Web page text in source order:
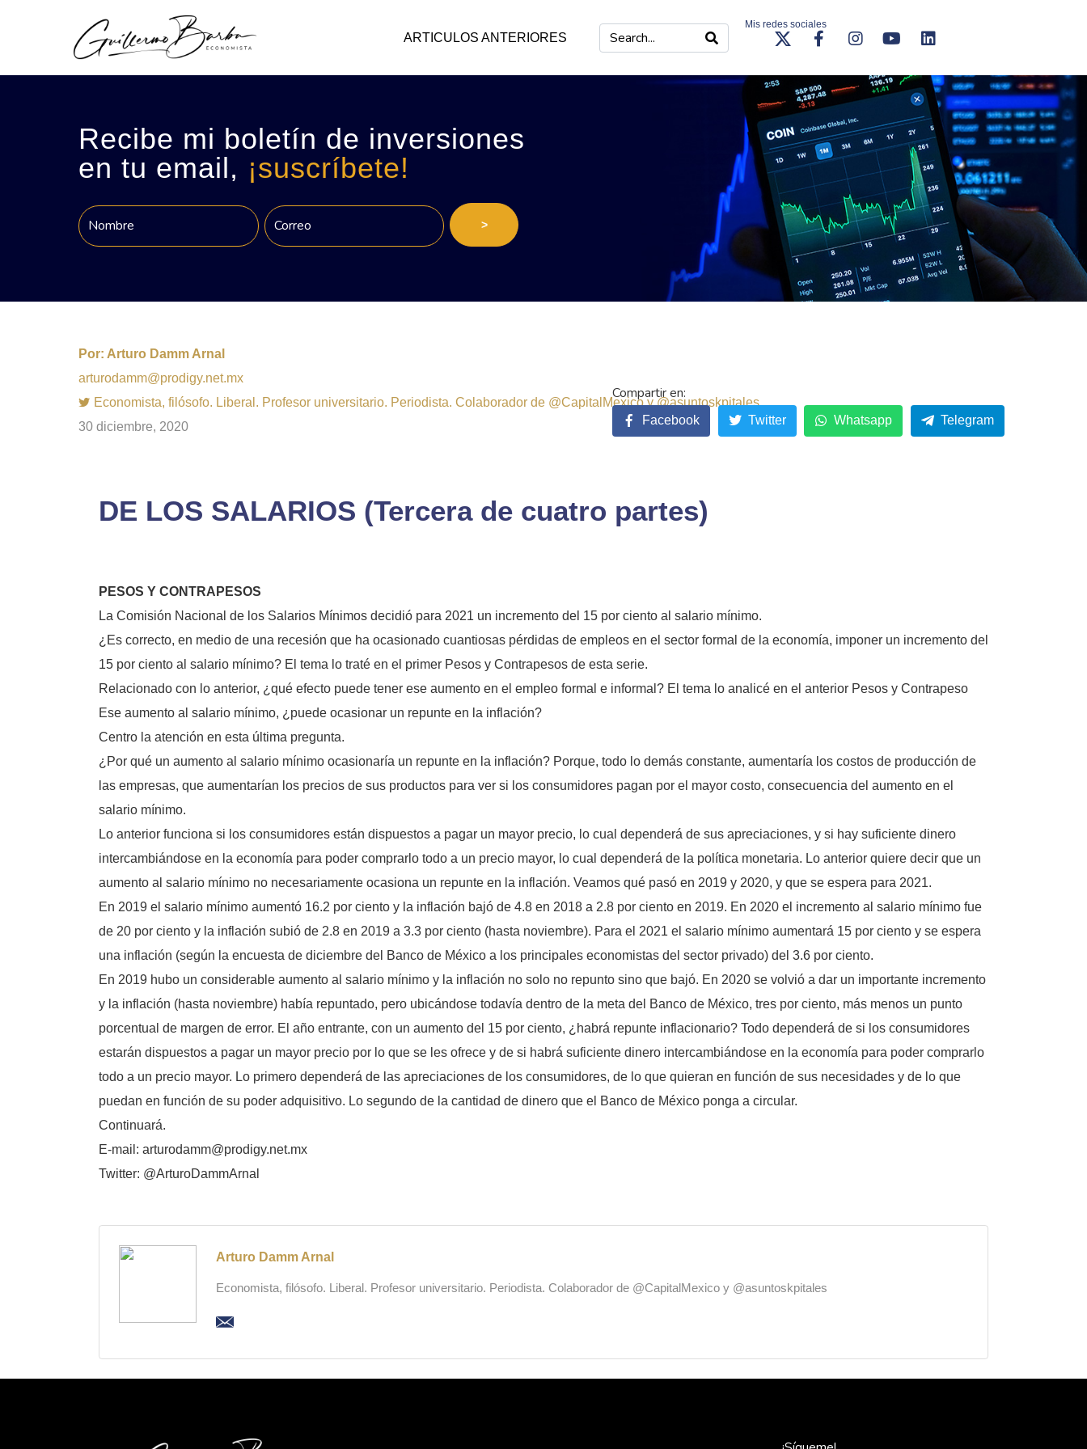
ARTICULOS ANTERIORES
Mis redes sociales
Recibe mi boletín de inversiones
en tu email, ¡suscríbete!
>
Por: Arturo Damm Arnal
arturodamm@prodigy.net.mx
Economista, filósofo. Liberal. Profesor universitario. Periodista. Colaborador de @CapitalMexico y @asuntoskpitales
30 diciembre, 2020
DE LOS SALARIOS (Tercera de cuatro partes)
PESOS Y CONTRAPESOS
La Comisión Nacional de los Salarios Mínimos decidió para 2021 un incremento del 15 por ciento al salario mínimo.
¿Es correcto, en medio de una recesión que ha ocasionado cuantiosas pérdidas de empleos en el sector formal de la economía, imponer un incremento del
15 por ciento al salario mínimo? El tema lo traté en el primer Pesos y Contrapesos de esta serie.
Relacionado con lo anterior, ¿qué efecto puede tener ese aumento en el empleo formal e informal? El tema lo analicé en el anterior Pesos y Contrapeso
Ese aumento al salario mínimo, ¿puede ocasionar un repunte en la inflación?
Centro la atención en esta última pregunta.
¿Por qué un aumento al salario mínimo ocasionaría un repunte en la inflación? Porque, todo lo demás constante, aumentaría los costos de producción de
las empresas, que aumentarían los precios de sus productos para ver si los consumidores pagan por el mayor costo, consecuencia del aumento en el
salario mínimo.
Lo anterior funciona si los consumidores están dispuestos a pagar un mayor precio, lo cual dependerá de sus apreciaciones, y si hay suficiente dinero
intercambiándose en la economía para poder comprarlo todo a un precio mayor, lo cual dependerá de la política monetaria. Lo anterior quiere decir que un
aumento al salario mínimo no necesariamente ocasiona un repunte en la inflación. Veamos qué pasó en 2019 y 2020, y que se espera para 2021.
En 2019 el salario mínimo aumentó 16.2 por ciento y la inflación bajó de 4.8 en 2018 a 2.8 por ciento en 2019. En 2020 el incremento al salario mínimo fue
de 20 por ciento y la inflación subió de 2.8 en 2019 a 3.3 por ciento (hasta noviembre). Para el 2021 el salario mínimo aumentará 15 por ciento y se espera
una inflación (según la encuesta de diciembre del Banco de México a los principales economistas del sector privado) del 3.6 por ciento.
En 2019 hubo un considerable aumento al salario mínimo y la inflación no solo no repunto sino que bajó. En 2020 se volvió a dar un importante incremento
y la inflación (hasta noviembre) había repuntado, pero ubicándose todavía dentro de la meta del Banco de México, tres por ciento, más menos un punto
porcentual de margen de error. El año entrante, con un aumento del 15 por ciento, ¿habrá repunte inflacionario? Todo dependerá de si los consumidores
estarán dispuestos a pagar un mayor precio por lo que se les ofrece y de si habrá suficiente dinero intercambiándose en la economía para poder comprarlo
todo a un precio mayor. Lo primero dependerá de las apreciaciones de los consumidores, de lo que quieran en función de sus necesidades y de lo que
puedan en función de su poder adquisitivo. Lo segundo de la cantidad de dinero que el Banco de México ponga a circular.
Continuará.
E-mail: arturodamm@prodigy.net.mx
Twitter: @ArturoDammArnal
Facebook Twitter Whatsapp Telegram
Arturo Damm Arnal
Economista, filósofo. Liberal. Profesor universitario. Periodista. Colaborador de @CapitalMexico y @asuntoskpitales